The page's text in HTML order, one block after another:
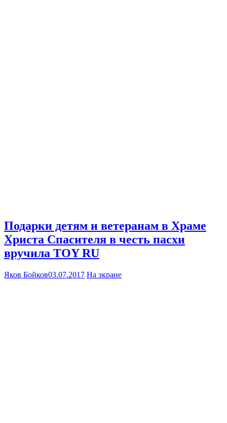
Подарки детям и ветеранам в Храме
Христа Спасителя в честь пасхи
вручила TOY RU
Яков Бойков03.07.2017 На экране